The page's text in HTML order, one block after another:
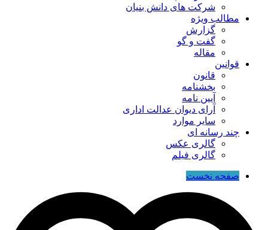
شرکت های دانش بنیان
مطالب ویژه
گزارش
گفت و گو
مقاله
قوانین
قانون
بخشنامه
آیین نامه
آرای دیوان عدالت اداری
سایر موارد
چند رسانه ای
گالری عکس
گالری فیلم
صفحه نخست